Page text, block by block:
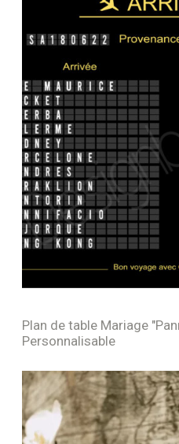
Plan de table Mariage
Personnalisable